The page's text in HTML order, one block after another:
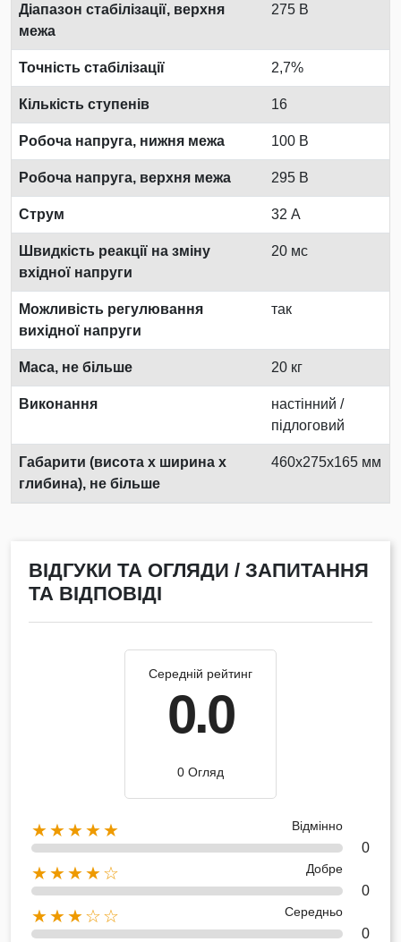
Діапазон стабілізації, верхня
межа
275 В
Точність стабілізації 2,7%
Кількість ступенів 16
Робоча напруга, нижня межа 100 В
Робоча напруга, верхня межа 295 В
Струм 32 А
Швидкість реакції на зміну
вхідної напруги
20 мс
Можливість регулювання
вихідної напруги
так
Маса, не більше 20 кг
Виконання
настінний /
підлоговий
Габарити (висота х ширина х
глибина), не більше
460х275х165 мм
ВІДГУКИ ТА ОГЛЯДИ / ЗАПИТАННЯ
ТА ВІДПОВІДІ
Середній рейтинг
0.0
0 Огляд
★★★★★ Відмінно
0
★★★★☆ Добре
0
★★★☆☆ Середньо
0